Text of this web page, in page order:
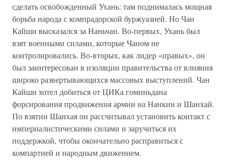
сделать освобожденный Ухань: там поднималась мощная
борьба народа с компрадорской буржуазией. Но Чан
Кайши высказался за Наньчан. Во-первых, Ухань был
взят военными силами, которые Чаном не
контролировались. Во-вторых, как лидер «правых», он
был заинтересован в изоляции правительства от влияния
широко развертывающихся массовых выступлений. Чан
Кайши хотел добиться от ЦИКа гоминьдана
форсирования продвижения армии на Нанкин и Шанхай.
По взятии Шанхая он рассчитывал установить контакт с
империалистическими силами и заручиться их
поддержкой, чтобы окончательно расправиться с
компартией и народным движением.